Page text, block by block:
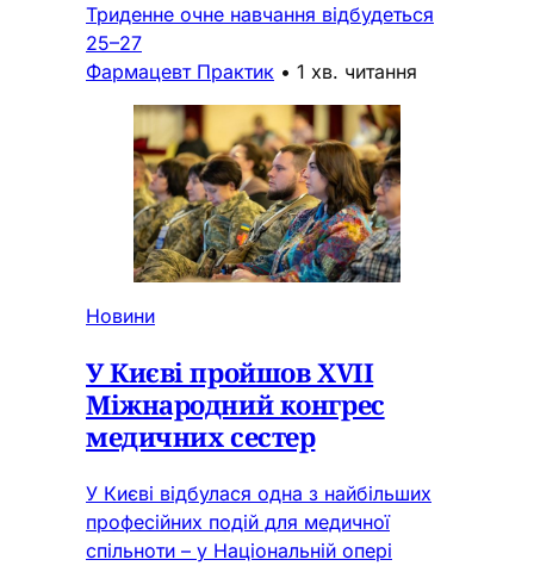
Триденне очне навчання відбудеться
25–27
Фармацевт Практик • 1 хв. читання
Новини
У Києві пройшов XVII
Міжнародний конгрес
медичних сестер
У Києві відбулася одна з найбільших
професійних подій для медичної
спільноти – у Національній опері